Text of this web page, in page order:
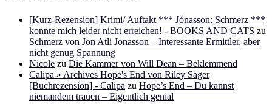
[Kurz-Rezension] Krimi/ Auftakt *** Jónasson: Schmerz ***
konnte mich leider nicht erreichen! - BOOKS AND CATS zu
Schmerz von Jon Atli Jonasson – Interessante Ermittler, aber
nicht genug Spannung
Nicole zu Die Kammer von Will Dean – Beklemmend
Calipa » Archives Hope's End von Riley Sager
[Buchrezension] - Calipa zu Hope’s End – Du kannst
niemandem trauen – Eigentlich genial